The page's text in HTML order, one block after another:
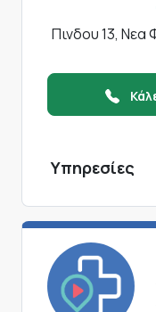
Πινδου 13, Νεα
Υπηρεσίες